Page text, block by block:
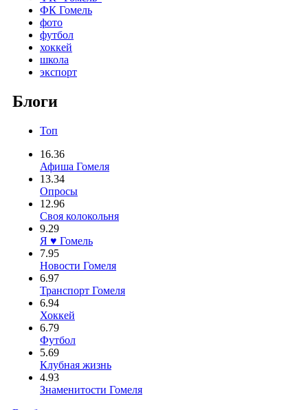
ФК Гомель
фото
футбол
хоккей
школа
экспорт
Блоги
Топ
16.36
Афиша Гомеля
13.34
Опросы
12.96
Своя колокольня
9.29
Я ♥ Гомель
7.95
Новости Гомеля
6.97
Транспорт Гомеля
6.94
Хоккей
6.79
Футбол
5.69
Клубная жизнь
4.93
Знаменитости Гомеля